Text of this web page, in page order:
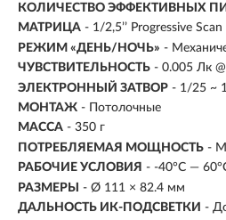
КОЛИЧЕСТВО ЭФФЕКТИВНЫХ
МАТРИЦА - 1/2,5’’ Progressive
РЕЖИМ «ДЕНЬ/НОЧЬ» -
ЧУВСТВИТЕЛЬНОСТЬ - 0.005 Лк
ЭЛЕКТРОННЫЙ ЗАТВОР - 1/25 ~
МОНТАЖ - Потолочные
МАССА - 350 г
ПОТРЕБЛЯЕМАЯ МОЩНОСТЬ -
РАБОЧИЕ УСЛОВИЯ - -40°С —
РАЗМЕРЫ
- Ø 111 × 82.4 мм
ДАЛЬНОСТЬ ИК-ПОДСВЕТКИ -